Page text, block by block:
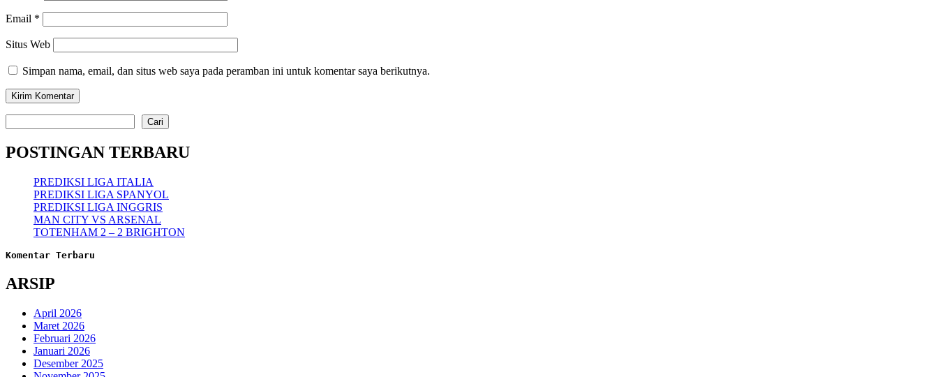
Email *
Situs Web
Simpan nama, email, dan situs web saya pada peramban ini untuk komentar saya berikutnya.
Cari
POSTINGAN TERBARU
PREDIKSI LIGA ITALIA
PREDIKSI LIGA SPANYOL
PREDIKSI LIGA INGGRIS
MAN CITY VS ARSENAL
TOTENHAM 2 – 2 BRIGHTON
Komentar Terbaru
ARSIP
April 2026
Maret 2026
Februari 2026
Januari 2026
Desember 2025